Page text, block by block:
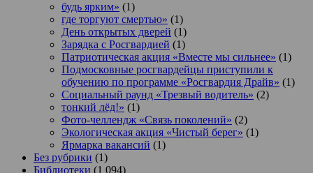
будь ярким» (1)
где торгуют смертью» (1)
День открытых дверей (1)
Зарядка с Росгвардией (1)
Патриотическая акция «Вместе мы сильнее» (1)
Подмосковные росгвардейцы приступили к
обучению по программе «Росгвардия Драйв» (1)
Социальный раунд «Трезвый водитель» (2)
тонкий лёд!» (1)
Фото-челлендж «Связь поколений» (2)
Экологическая акция «Чистый берег» (1)
Ярмарка вакансий (1)
Без рубрики (1)
Библиотеки (1 094)